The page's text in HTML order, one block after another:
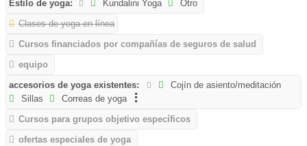
Estilo de yoga: Kundalini Yoga
Otro
Clases de yoga en línea
Cursos financiados por compañías de seguros de salud
equipo
accesorios de yoga existentes:
Cojín de asiento/meditación
Sillas
Correas de yoga
Cursos para grupos objetivo específicos
ofertas especiales de yoga